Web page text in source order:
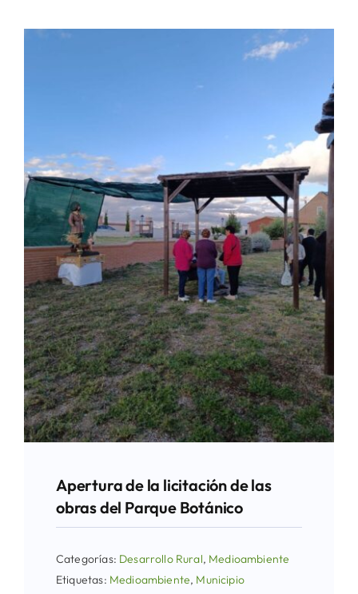
Apertura de la licitación de las
obras del Parque Botánico
Categorías: Desarrollo Rural, Medioambiente
Etiquetas: Medioambiente, Municipio